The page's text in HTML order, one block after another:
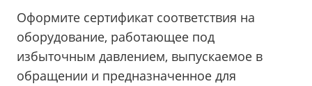
Оформите сертификат соответствия на
оборудование, работающее под
избыточным давлением, выпускаемое в
обращении и предназначенное для